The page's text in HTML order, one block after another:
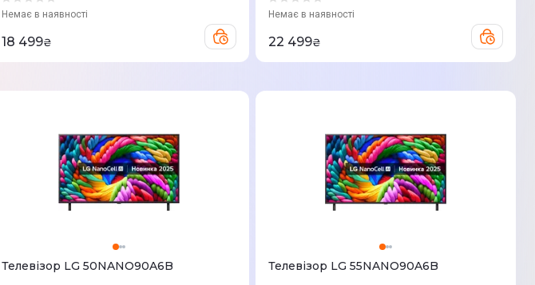
Немає в наявності
18 499₴
Немає в наявності
22 499₴
Телевізор LG 50NANO90A6B Телевізор LG 55NANO90A6B